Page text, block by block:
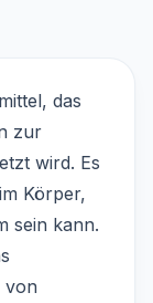
das
zur
wird. Es
Körper,
sein kann.
von